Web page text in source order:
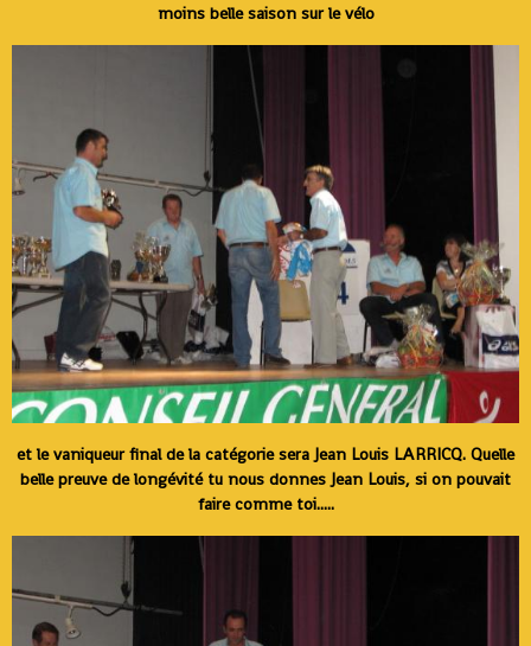
moins belle saison sur le vélo
et le vaniqueur final de la catégorie sera Jean Louis LARRICQ. Quelle
belle preuve de longévité tu nous donnes Jean Louis, si on pouvait
faire comme toi.....